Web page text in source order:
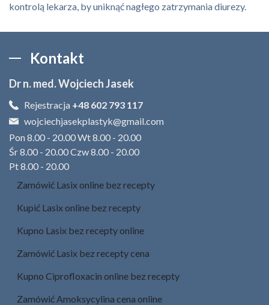
kontrolą lekarza, by uniknąć nagłego zatrzymania diurezy.
Kontakt
Dr n. med. Wojciech Jasek
Rejestracja +48 602 793 117
wojciechjasekplastyk@gmail.com
Pon 8.00 - 20.00 Wt 8.00 - 20.00
Śr 8.00 - 20.00 Czw 8.00 - 20.00
Pt 8.00 - 20.00
Zamówić Lasix online bez recepty
Kupić Lasix online bez recepty
Kupno Lasix bez recepty online
Zamówić Lasix bez recepty cena
Kupno Ciprofloxacin online bez recepty
Zamówić Amoksycylina​ cena online